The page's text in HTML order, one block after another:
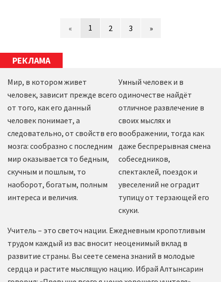
« 1 2 3 »
РЕКЛАМА
Мир, в котором живет
человек, зависит прежде всего
от того, как его данный
человек понимает, а
следовательно, от свойств его
мозга: сообразно с последним
мир оказывается то бедным,
скучным и пошлым, то
наоборот, богатым, полным
интереса и величия.
Умный человек и в
одиночестве найдёт
отличное развлечение в
своих мыслях и
воображении, тогда как
даже беспрерывная смена
собеседников,
спектаклей, поездок и
увеселений не оградит
тупицу от терзающей его
скуки.
Учитель – это светоч нации. Ежедневным кропотливым
трудом каждый из вас вносит неоценимый вклад в
развитие страны. Вы сеете семена знаний в молодые
сердца и растите мыслящую нацию. Ибрай Алтынсарин